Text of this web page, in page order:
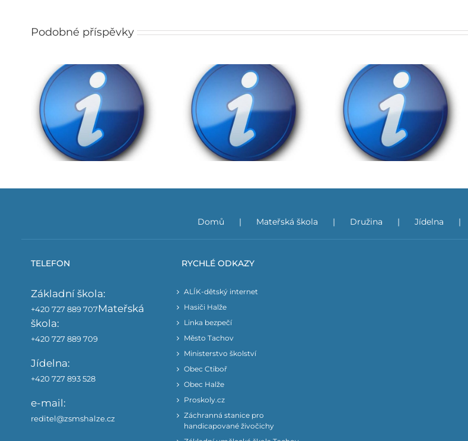
Podobné příspěvky
Rozhodnutí o přijetí do
ZŠ na školní rok
2026/2027
Obědy do škol Zápis do mateřské školy
Domů Mateřská škola Družina Jídelna
TELEFON
Základní škola:
+420 727 889 707Mateřská
škola:
+420 727 889 709
Jídelna:
+420 727 893 528
e-mail:
reditel@zsmshalze.cz
RYCHLÉ ODKAZY
ALÍK-dětský internet
Hasiči Halže
Linka bezpečí
Město Tachov
Ministerstvo školství
Obec Ctiboř
Obec Halže
Proskoly.cz
Záchranná stanice pro
handicapované živočichy